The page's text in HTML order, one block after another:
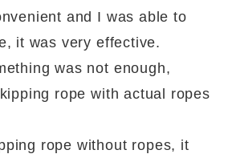
and I was able to
it was very effective.
was not enough,
rope with actual ropes
rope without ropes, it